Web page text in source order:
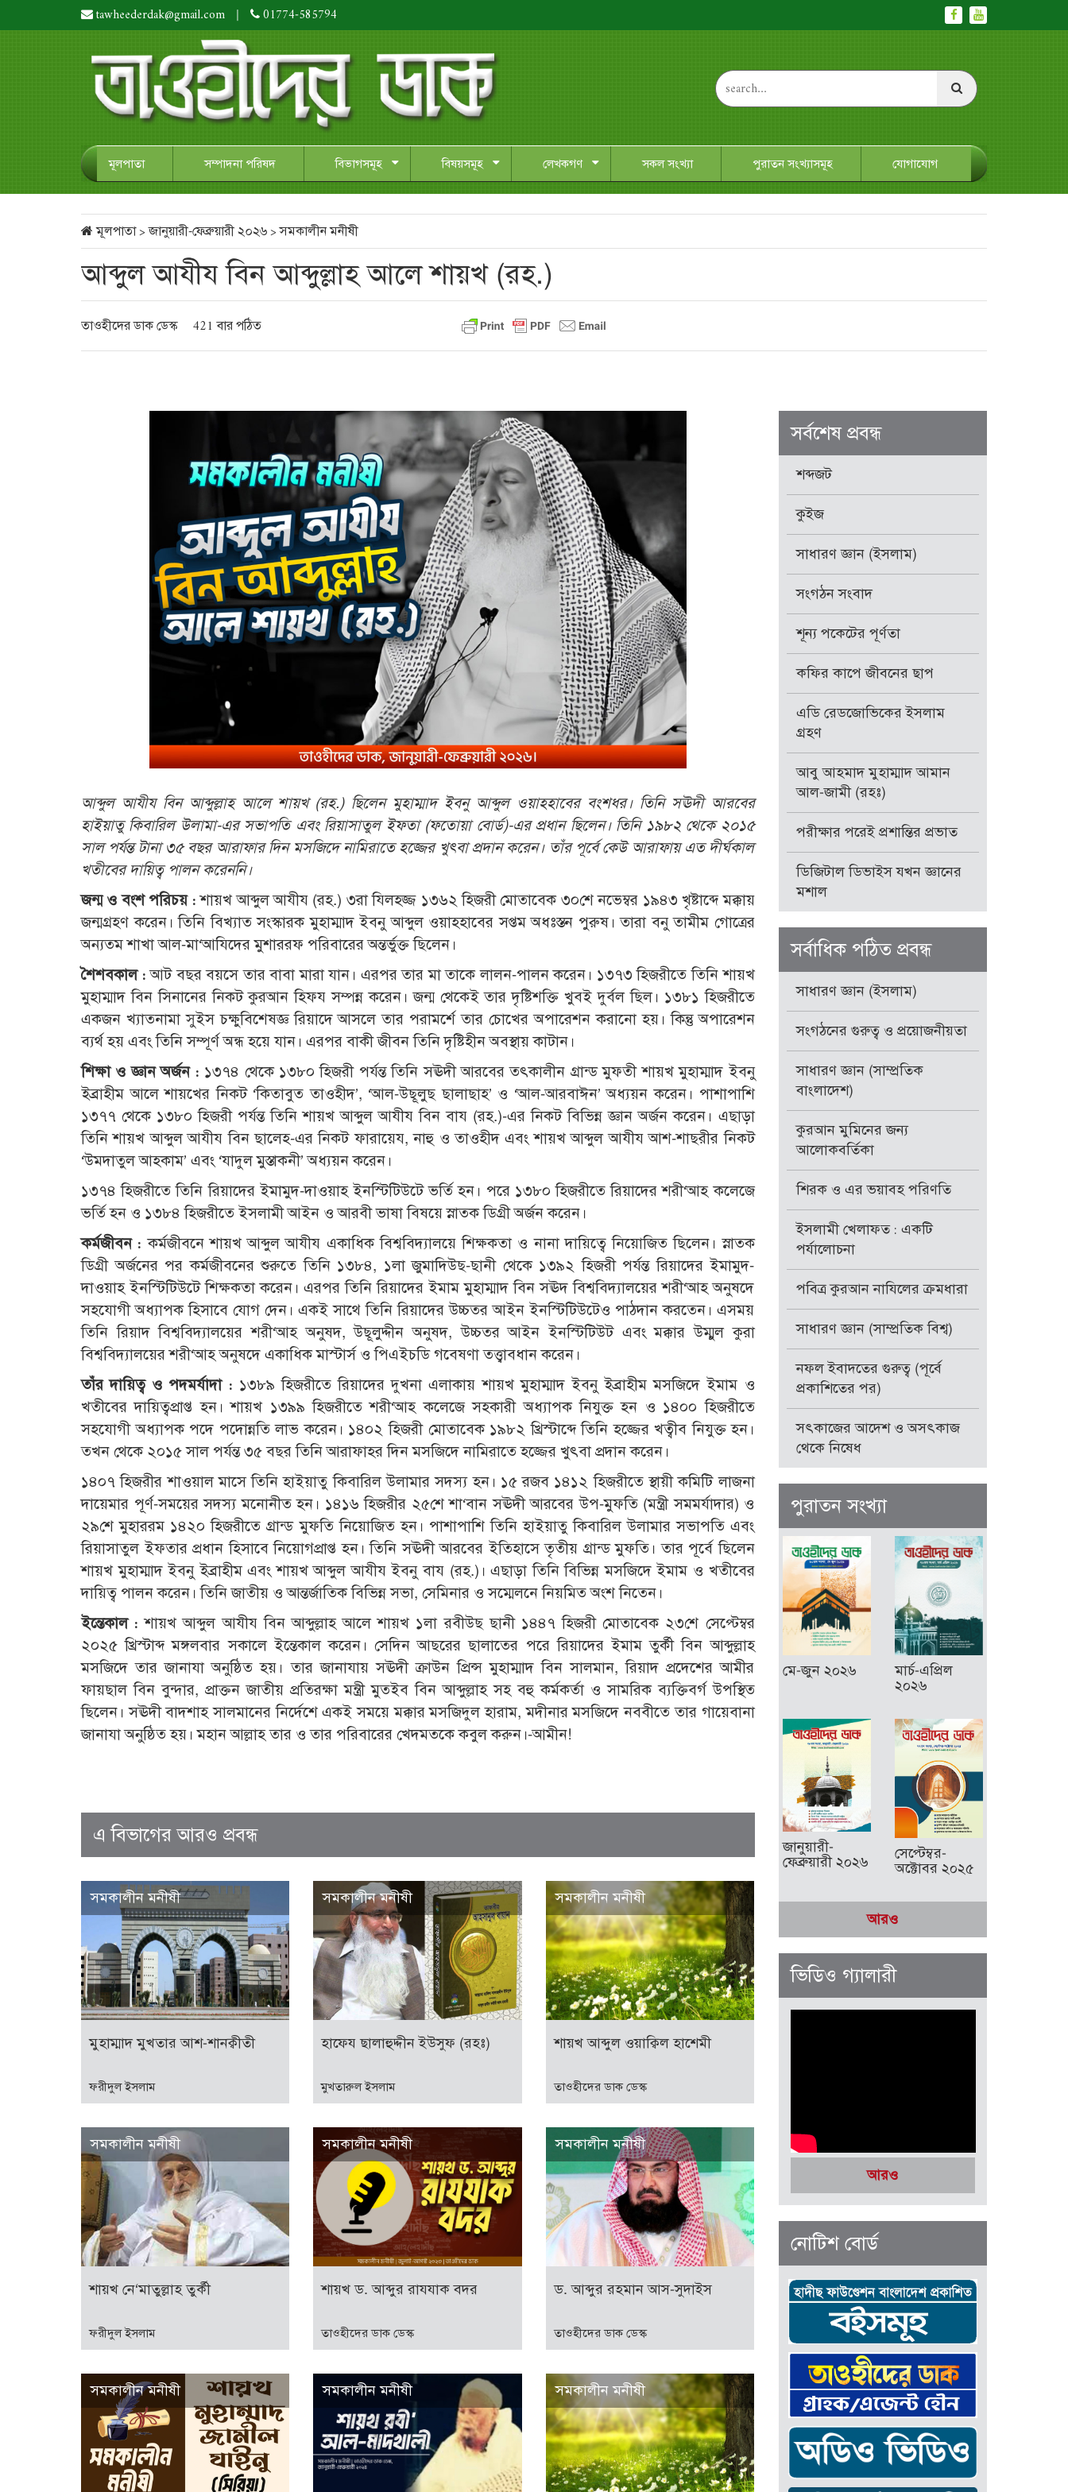
tawheederdak@gmail.com | 01774-585794
মূলপাতা সম্পাদনা পরিষদ বিভাগসমূহ বিষয়সমূহ লেখকগণ সকল সংখ্যা পুরাতন সংখ্যাসমূহ যোগাযোগ
মূলপাতা> জানুয়ারী-ফেব্রুয়ারী ২০২৬ > সমকালীন মনীষী
আব্দুল আযীয বিন আব্দুল্লাহ আলে শায়খ (রহ.)
তাওহীদের ডাক ডেস্ক 421 বার পঠিত
আব্দুল আযীয বিন আব্দুল্লাহ আলে শায়খ (রহ.) ছিলেন মুহাম্মাদ ইবনু আব্দুল ওয়াহহাবের বংশধর। তিনি সঊদী আরবের
হাইয়াতু কিবারিল উলামা-এর সভাপতি এবং রিয়াসাতুল ইফতা (ফতোয়া বোর্ড)-এর প্রধান ছিলেন। তিনি ১৯৮২ থেকে ২০১৫
সাল পর্যন্ত টানা ৩৫ বছর আরাফার দিন মসজিদে নামিরাতে হজ্জের খুৎবা প্রদান করেন। তাঁর পূর্বে কেউ আরাফায় এত দীর্ঘকাল
খতীবের দায়িত্ব পালন করেননি।
জন্ম ও বংশ পরিচয় :শায়খ আব্দুল আযীয (রহ.) ৩রা যিলহজ্জ ১৩৬২ হিজরী মোতাবেক ৩০শে নভেম্বর ১৯৪৩ খৃষ্টাব্দে মক্কায়
জন্মগ্রহণ করেন। তিনি বিখ্যাত সংস্কারক মুহাম্মাদ ইবনু আব্দুল ওয়াহহাবের সপ্তম অধঃস্তন পুরুষ। তারা বনু তামীম গোত্রের
অন্যতম শাখা আল-মা‘আযিদের মুশাররফ পরিবারের অন্তর্ভুক্ত ছিলেন।
শৈশবকাল :আট বছর বয়সে তার বাবা মারা যান। এরপর তার মা তাকে লালন-পালন করেন। ১৩৭৩ হিজরীতে তিনি শায়খ
মুহাম্মাদ বিন সিনানের নিকট কুরআন হিফয সম্পন্ন করেন। জন্ম থেকেই তার দৃষ্টিশক্তি খুবই দুর্বল ছিল। ১৩৮১ হিজরীতে
একজন খ্যাতনামা সুইস চক্ষুবিশেষজ্ঞ রিয়াদে আসলে তার পরামর্শে তার চোখের অপারেশন করানো হয়। কিন্তু অপারেশন
ব্যর্থ হয় এবং তিনি সম্পূর্ণ অন্ধ হয়ে যান। এরপর বাকী জীবন তিনি দৃষ্টিহীন অবস্থায় কাটান।
শিক্ষা ও জ্ঞান অর্জন : ১৩৭৪ থেকে ১৩৮০ হিজরী পর্যন্ত তিনি সঊদী আরবের তৎকালীন গ্রান্ড মুফতী শায়খ মুহাম্মাদ ইবনু
ইব্রাহীম আলে শায়খের নিকট ‘কিতাবুত তাওহীদ’, ‘আল-উছূলুছ ছালাছাহ’ ও ‘আল-আরবাঈন’ অধ্যয়ন করেন। পাশাপাশি
১৩৭৭ থেকে ১৩৮০ হিজরী পর্যন্ত তিনি শায়খ আব্দুল আযীয বিন বায (রহ.)-এর নিকট বিভিন্ন জ্ঞান অর্জন করেন। এছাড়া
তিনি শায়খ আব্দুল আযীয বিন ছালেহ-এর নিকট ফারায়েয, নাহু ও তাওহীদ এবং শায়খ আব্দুল আযীয আশ-শাছরীর নিকট
‘উমদাতুল আহকাম’ এবং ‘যাদুল মুস্তাকনী’ অধ্যয়ন করেন।
১৩৭৪ হিজরীতে তিনি রিয়াদের ইমামুদ-দাওয়াহ ইনস্টিটিউটে ভর্তি হন। পরে ১৩৮০ হিজরীতে রিয়াদের শরী‘আহ কলেজে
ভর্তি হন ও ১৩৮৪ হিজরীতে ইসলামী আইন ও আরবী ভাষা বিষয়ে স্নাতক ডিগ্রী অর্জন করেন।
কর্মজীবন : কর্মজীবনে শায়খ আব্দুল আযীয একাধিক বিশ্ববিদ্যালয়ে শিক্ষকতা ও নানা দায়িত্বে নিয়োজিত ছিলেন। স্নাতক
ডিগ্রী অর্জনের পর কর্মজীবনের শুরুতে তিনি ১৩৮৪, ১লা জুমাদিউছ-ছানী থেকে ১৩৯২ হিজরী পর্যন্ত রিয়াদের ইমামুদ-
দাওয়াহ ইনস্টিটিউটে শিক্ষকতা করেন। এরপর তিনি রিয়াদের ইমাম মুহাম্মাদ বিন সঊদ বিশ্ববিদ্যালয়ের শরী‘আহ অনুষদে
সহযোগী অধ্যাপক হিসাবে যোগ দেন। একই সাথে তিনি রিয়াদের উচ্চতর আইন ইনস্টিটিউটেও পাঠদান করতেন। এসময়
তিনি রিয়াদ বিশ্ববিদ্যালয়ের শরী‘আহ অনুষদ, উছূলুদ্দীন অনুষদ, উচ্চতর আইন ইনস্টিটিউট এবং মক্কার উম্মুল কুরা
বিশ্ববিদ্যালয়ের শরী‘আহ অনুষদে একাধিক মাস্টার্স ও পিএইচডি গবেষণা তত্ত্বাবধান করেন।
তাঁর দায়িত্ব ও পদমর্যাদা : ১৩৮৯ হিজরীতে রিয়াদের দুখনা এলাকায় শায়খ মুহাম্মাদ ইবনু ইব্রাহীম মসজিদে ইমাম ও
খতীবের দায়িত্বপ্রাপ্ত হন। শায়খ ১৩৯৯ হিজরীতে শরী‘আহ কলেজে সহকারী অধ্যাপক নিযুক্ত হন ও ১৪০০ হিজরীতে
সহযোগী অধ্যাপক পদে পদোন্নতি লাভ করেন। ১৪০২ হিজরী মোতাবেক ১৯৮২ খ্রিস্টাব্দে তিনি হজ্জের খত্বীব নিযুক্ত হন।
তখন থেকে ২০১৫ সাল পর্যন্ত ৩৫ বছর তিনি আরাফাহর দিন মসজিদে নামিরাতে হজ্জের খুৎবা প্রদান করেন।
১৪০৭ হিজরীর শাওয়াল মাসে তিনি হাইয়াতু কিবারিল উলামার সদস্য হন। ১৫ রজব ১৪১২ হিজরীতে স্থায়ী কমিটি লাজনা
দায়েমার পূর্ণ-সময়ের সদস্য মনোনীত হন। ১৪১৬ হিজরীর ২৫শে শা‘বান সঊদী আরবের উপ-মুফতি (মন্ত্রী সমমর্যাদার) ও
২৯শে মুহাররম ১৪২০ হিজরীতে গ্রান্ড মুফতি নিয়োজিত হন। পাশাপাশি তিনি হাইয়াতু কিবারিল উলামার সভাপতি এবং
রিয়াসাতুল ইফতার প্রধান হিসাবে নিয়োগপ্রাপ্ত হন। তিনি সঊদী আরবের ইতিহাসে তৃতীয় গ্রান্ড মুফতি। তার পূর্বে ছিলেন
শায়খ মুহাম্মাদ ইবনু ইব্রাহীম এবং শায়খ আব্দুল আযীয ইবনু বায (রহ.)। এছাড়া তিনি বিভিন্ন মসজিদে ইমাম ও খতীবের
দায়িত্ব পালন করেন। তিনি জাতীয় ও আন্তর্জাতিক বিভিন্ন সভা, সেমিনার ও সম্মেলনে নিয়মিত অংশ নিতেন।
ইন্তেকাল :শায়খ আব্দুল আযীয বিন আব্দুল্লাহ আলে শায়খ ১লা রবীউছ ছানী ১৪৪৭ হিজরী মোতাবেক ২৩শে সেপ্টেম্বর
২০২৫ খ্রিস্টাব্দ মঙ্গলবার সকালে ইন্তেকাল করেন। সেদিন আছরের ছালাতের পরে রিয়াদের ইমাম তুর্কী বিন আব্দুল্লাহ
মসজিদে তার জানাযা অনুষ্ঠিত হয়। তার জানাযায় সঊদী ক্রাউন প্রিন্স মুহাম্মাদ বিন সালমান, রিয়াদ প্রদেশের আমীর
ফায়ছাল বিন বুন্দার, প্রাক্তন জাতীয় প্রতিরক্ষা মন্ত্রী মুতইব বিন আব্দুল্লাহ সহ বহু কর্মকর্তা ও সামরিক ব্যক্তিবর্গ উপস্থিত
ছিলেন। সঊদী বাদশাহ সালমানের নির্দেশে একই সময়ে মক্কার মসজিদুল হারাম, মদীনার মসজিদে নববীতে তার গায়েবানা
জানাযা অনুষ্ঠিত হয়। মহান আল্লাহ তার ও তার পরিবারের খেদমতকে কবুল করুন।-আমীন!
এ বিভাগের আরও প্রবন্ধ
সমকালীন মনীষী
মুহাম্মাদ মুখতার আশ-শানক্বীতী
ফরীদুল ইসলাম
সমকালীন মনীষী
হাফেয ছালাহুদ্দীন ইউসুফ (রহঃ)
মুখতারুল ইসলাম
সমকালীন মনীষী
শায়খ আব্দুল ওয়াক্বিল হাশেমী
তাওহীদের ডাক ডেস্ক
সমকালীন মনীষী
শায়খ নে‘মাতুল্লাহ তুর্কী
ফরীদুল ইসলাম
সমকালীন মনীষী
শায়খ ড. আব্দুর রাযযাক বদর
তাওহীদের ডাক ডেস্ক
সমকালীন মনীষী
ড. আব্দুর রহমান আস-সুদাইস
তাওহীদের ডাক ডেস্ক
সমকালীন মনীষী সমকালীন মনীষী সমকালীন মনীষী
সর্বশেষ প্রবন্ধ
শব্দজট
কুইজ
সাধারণ জ্ঞান (ইসলাম)
সংগঠন সংবাদ
শূন্য পকেটের পূর্ণতা
কফির কাপে জীবনের ছাপ
এডি রেডজোভিকের ইসলাম
গ্রহণ
আবু আহমাদ মুহাম্মাদ আমান
আল-জামী (রহঃ)
পরীক্ষার পরেই প্রশান্তির প্রভাত
ডিজিটাল ডিভাইস যখন জ্ঞানের
মশাল
সর্বাধিক পঠিত প্রবন্ধ
সাধারণ জ্ঞান (ইসলাম)
সংগঠনের গুরুত্ব ও প্রয়োজনীয়তা
সাধারণ জ্ঞান (সাম্প্রতিক
বাংলাদেশ)
কুরআন মুমিনের জন্য
আলোকবর্তিকা
শিরক ও এর ভয়াবহ পরিণতি
ইসলামী খেলাফত : একটি
পর্যালোচনা
পবিত্র কুরআন নাযিলের ক্রমধারা
সাধারণ জ্ঞান (সাম্প্রতিক বিশ্ব)
নফল ইবাদতের গুরুত্ব (পূর্বে
প্রকাশিতের পর)
সৎকাজের আদেশ ও অসৎকাজ
থেকে নিষেধ
পুরাতন সংখ্যা
মে-জুন ২০২৬
মার্চ-এপ্রিল
২০২৬
জানুয়ারী-
ফেব্রুয়ারী ২০২৬
সেপ্টেম্বর-
অক্টোবর ২০২৫
আরও
ভিডিও গ্যালারী
আরও
নোটিশ বোর্ড